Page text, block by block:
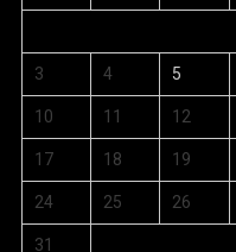
3 4 5
10 11 12
17 18 19
24 25 26
31